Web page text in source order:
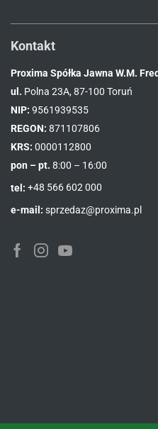
Kontakt
Proxima Spółka Jawna W.M.
ul. Polna 23A, 87-100 Toruń
NIP: 9561939535
REGON: 871107806
KRS: 0000112800
pon – pt. 8:00 – 16:00
tel: +48 566 602 000
e-mail: sprzedaz@proxima.pl